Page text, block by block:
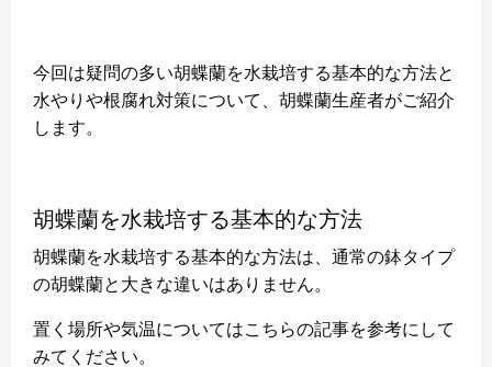
今回は疑問の多い胡蝶蘭を水栽培する基本的な方法と
水やりや根腐れ対策について、胡蝶蘭生産者がご紹介
します。
胡蝶蘭を水栽培する基本的な方法
胡蝶蘭を水栽培する基本的な方法は、通常の鉢タイプ
の胡蝶蘭と大きな違いはありません。
置く場所や気温についてはこちらの記事を参考にして
みてください。